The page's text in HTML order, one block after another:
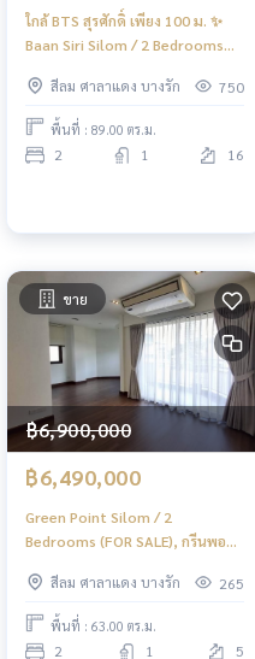
ใกล้ BTS สุรศักดิ์ เพียง 100 ม. ✨
Baan Siri Silom / 2 Bedrooms
นอน (ขาย) PT050
สีลม ศาลาแดง บางรัก 750
พื้นที่ : 89.00 ตร.ม.
2 1 16
ขาย
฿6,900,000
฿6,490,000
Green Point Silom / 2
Bedrooms (FOR SALE), กรีนพอยท์
สีลม ศาลาแดง บางรัก
265
พื้นที่ : 63.00 ตร.ม.
2 1 5